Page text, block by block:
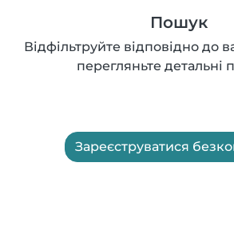
Пошук
Відфільтруйте відповідно до
перегляньте детальні
Зареєструватися